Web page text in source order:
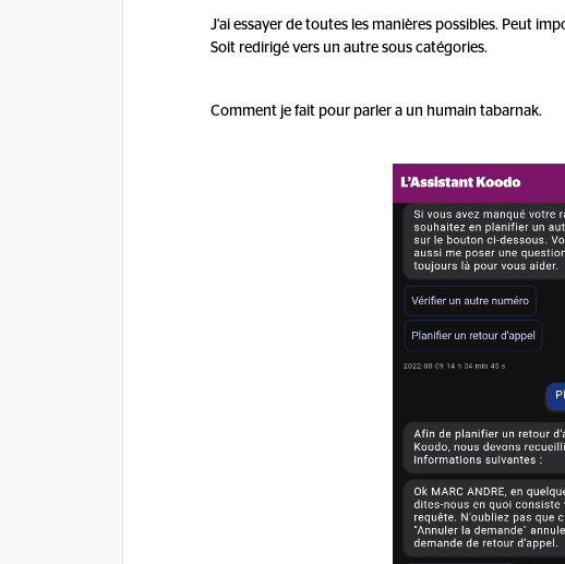
J'ai essayer de toutes les manières possibles. Peut
Soit redirigé vers un autre sous catégories.
Comment je fait pour parler a un humain tabarnak.